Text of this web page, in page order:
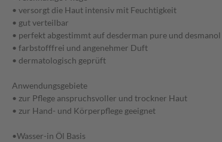
• versorgt die Haut intensiv mit Feuchtigkeit
• gut verteilbar
• perfekt abgestimmt auf desderman pure und
• farbstofffrei und angenehmer Duft
• dermatologisch geprüft
Anwendungsgebiete
• zur Pflege anspruchsvoller und trockner Haut
• zur Hand- und Körperpflege geeignet
•Wasser-in Öl Basis